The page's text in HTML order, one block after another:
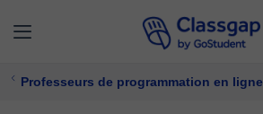
Professeurs de programmation en ligne